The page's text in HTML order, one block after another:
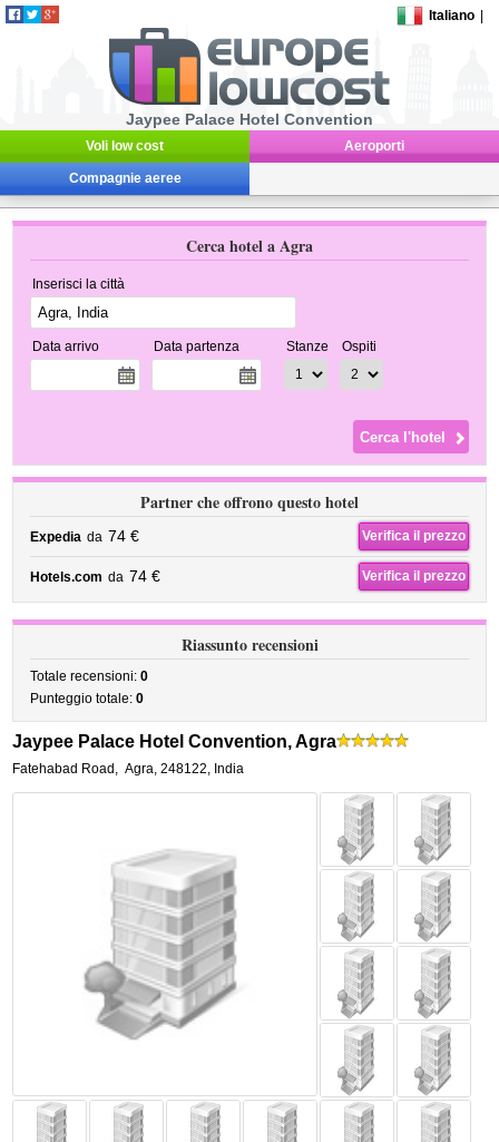
Italiano
Jaypee Palace Hotel Convention
Voli low cost Aeroporti
Compagnie aeree
Cerca hotel a Agra
Inserisci la città
Data arrivo Data partenza Stanze Ospiti
Partner che offrono questo hotel
Expedia da 74 € Verifica il prezzo
Hotels.com da 74 € Verifica il prezzo
Riassunto recensioni
Totale recensioni:0
Punteggio totale:0
Jaypee Palace Hotel Convention, Agra
Fatehabad Road , Agra,248122, India